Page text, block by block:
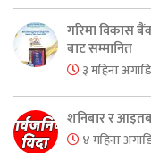
गरिमा विकास
बाट सम्मानित
३ महिना अगाडि
शनिबार र
४ महिना